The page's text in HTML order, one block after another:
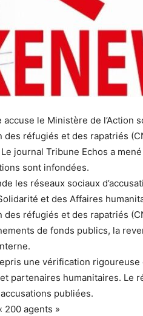
le Ministère de l’Action
réfugiés et des rapatriés
journal Tribune Echos a
sont infondées.
les réseaux sociaux
et des Affaires
réfugiés et des rapatriés
de fonds publics, la
une vérification rigoureuse
partenaires humanitaires. Le
publiées.
200 agents »